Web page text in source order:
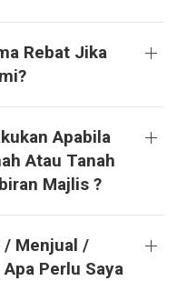
Rebat Jika
Apabila
Atau Tanah
Majlis ?
/ Menjual /
Perlu Saya